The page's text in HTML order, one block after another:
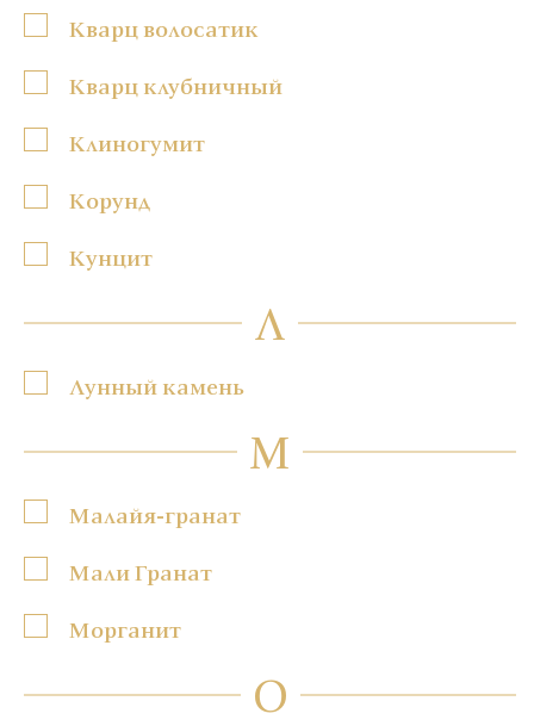
Кварц волосатик
Кварц клубничный
Клиногумит
Корунд
Кунцит
Л
Лунный камень
М
Малайя-гранат
Мали Гранат
Морганит
О